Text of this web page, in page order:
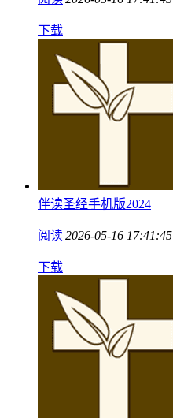
下载
伴读圣经手机版2024
阅读|2026-05-16 17:41:45
下载